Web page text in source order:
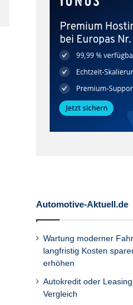
Automotive-Aktuell.de
Wartung moderner
langfristig Kosten
erhöhen
Autokredit oder
Vergleich